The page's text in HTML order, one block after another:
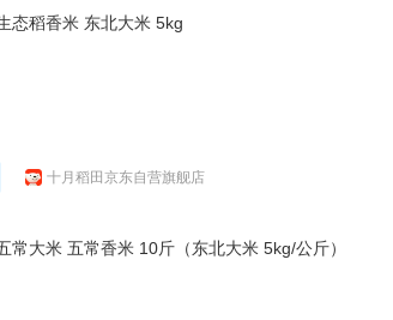
态稻香米 东北大米 5kg
十月稻田京东自营旗舰店
常大米 五常香米 10斤（东北大米 5kg/公斤）